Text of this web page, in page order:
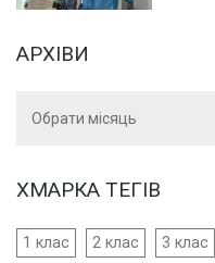
АРХІВИ
ХМАРКА ТЕГІВ
1 клас 2 клас 3 клас